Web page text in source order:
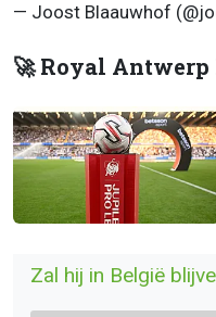
— Joost Blaauwhof
🚀 Royal Antwerp
Zal hij in België